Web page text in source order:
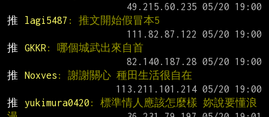
推
lagi5487 : 推文開始假冒本5
推
GKKR : 哪個城武出來自首
推
Noxves : 謝謝關心 種田生活很自在
推
yukimura0420 : 標準情人應該怎麼樣 妳說要懂浪